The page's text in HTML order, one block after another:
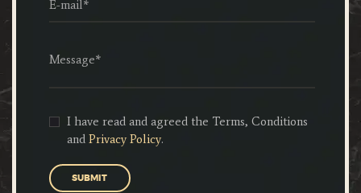
I have read and agreed the Terms, Conditions
andPrivacy Policy.